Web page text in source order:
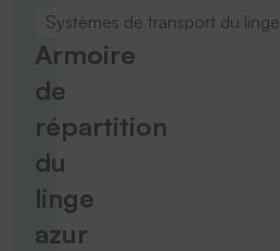
Systèmes de transport du linge
Armoire
de
répartition
du
linge
azur